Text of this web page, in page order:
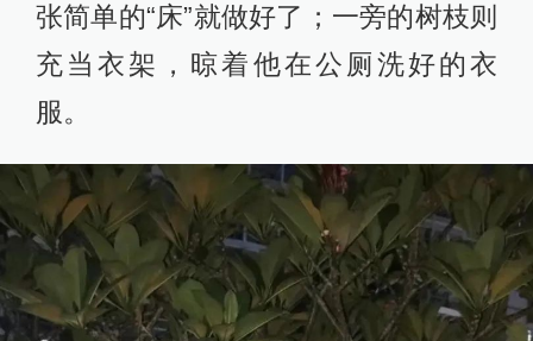
张简单的“床”就做好了；一旁的树枝则
充当衣架，晾着他在公厕洗好的衣
服。